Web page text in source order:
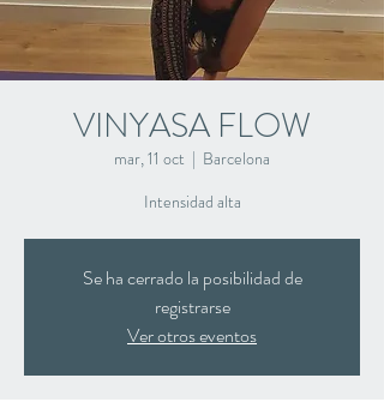
VINYASA FLOW
mar, 11 oct
  |
Barcelona
Intensidad alta
Se ha cerrado la posibilidad de
registrarse
Ver otros eventos